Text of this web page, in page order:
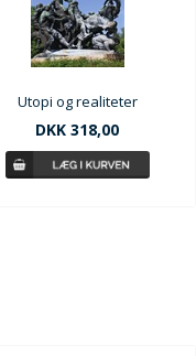
Utopi og realiteter
DKK 318,00